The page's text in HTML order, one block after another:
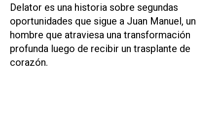
Delator es una historia sobre segundas
oportunidades que sigue a Juan Manuel, un
hombre que atraviesa una transformación
profunda luego de recibir un trasplante de
corazón.